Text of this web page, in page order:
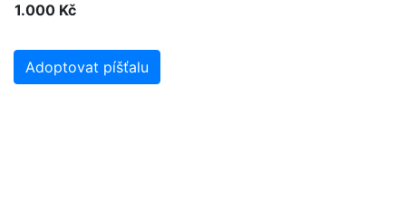
1.000 Kč
Adoptovat píšťalu